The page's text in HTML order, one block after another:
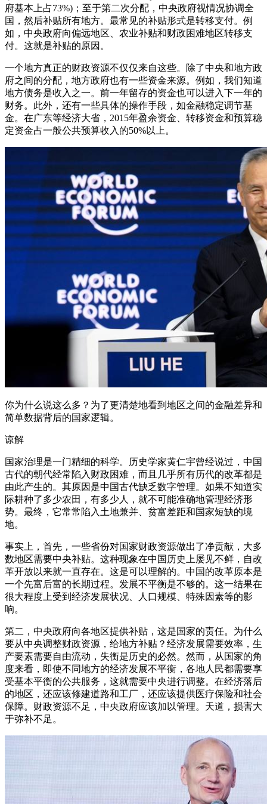
府基本上占73%)；至于第二次分配，中央政府视情况协调全
国，然后补贴所有地方。最常见的补贴形式是转移支付。例
如，中央政府向偏远地区、农业补贴和财政困难地区转移支
付。这就是补贴的原因。
一个地方真正的财政资源不仅仅来自这些。除了中央和地方政
府之间的分配，地方政府也有一些资金来源。例如，我们知道
地方债务是收入之一。前一年留存的资金也可以进入下一年的
财务。此外，还有一些具体的操作手段，如金融稳定调节基
金。在广东等经济大省，2015年盈余资金、转移资金和预算稳
定资金占一般公共预算收入的50%以上。
你为什么说这么多？为了更清楚地看到地区之间的金融差异和
简单数据背后的国家逻辑。
谅解
国家治理是一门精细的科学。历史学家黄仁宇曾经说过，中国
古代的朝代经常陷入财政困难，而且几乎所有历代的改革都是
由此产生的。其原因是中国古代缺乏数字管理。如果不知道实
际耕种了多少农田，有多少人，就不可能准确地管理经济形
势。最终，它常常陷入土地兼并、贫富差距和国家短缺的境
地。
事实上，首先，一些省份对国家财政资源做出了净贡献，大多
数地区需要中央补贴。这种现象在中国历史上屡见不鲜，自改
革开放以来就一直存在。这是可以理解的。中国的改革原本是
一个先富后富的长期过程。发展不平衡是不够的。这一结果在
很大程度上受到经济发展状况、人口规模、特殊因素等的影
响。
第二，中央政府向各地区提供补贴，这是国家的责任。为什么
要从中央调整财政资源，给地方补贴？经济发展需要效率，生
产要素需要自由流动，失衡是历史的必然。然而，从国家的角
度来看，即使不同地方的经济发展不平衡，各地人民都需要享
受基本平衡的公共服务，这就需要中央进行调整。在经济落后
的地区，还应该修建道路和工厂，还应该提供医疗保险和社会
保障。财政资源不足，中央政府应该加以管理。天道，损害大
于弥补不足。